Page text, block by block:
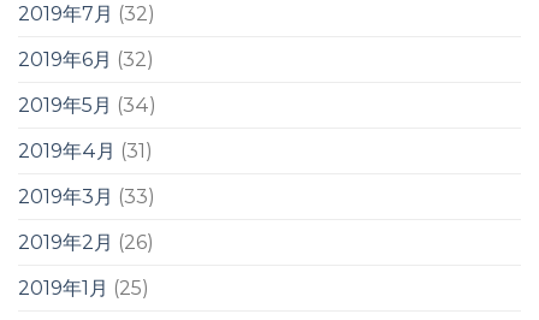
2019年7月 (32)
2019年6月 (32)
2019年5月 (34)
2019年4月 (31)
2019年3月 (33)
2019年2月 (26)
2019年1月 (25)